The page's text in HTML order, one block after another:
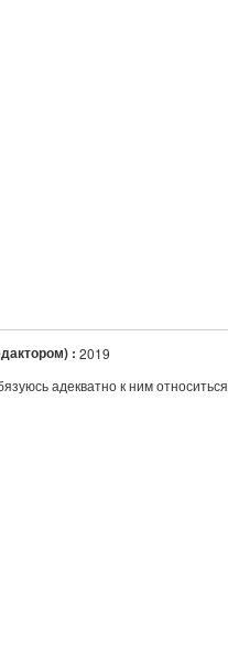
: 2019
адекватно к ним относиться